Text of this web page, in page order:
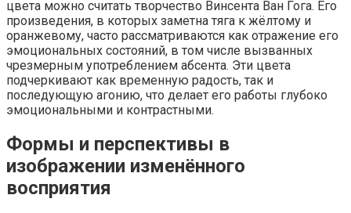
цвета можно считать творчество Винсента Ван Гога. Его
произведения, в которых заметна тяга к жёлтому и
оранжевому, часто рассматриваются как отражение его
эмоциональных состояний, в том числе вызванных
чрезмерным употреблением абсента. Эти цвета
подчеркивают как временную радость, так и
последующую агонию, что делает его работы глубоко
эмоциональными и контрастными.
Формы и перспективы в
изображении изменённого
восприятия